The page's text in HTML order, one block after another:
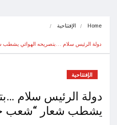
Home الإفتتاحية
دولة الرئيس سلام …بتصريحه الهوائي
الإفتتاحية
دولة الرئيس سلام
يشطب شعار “شعب